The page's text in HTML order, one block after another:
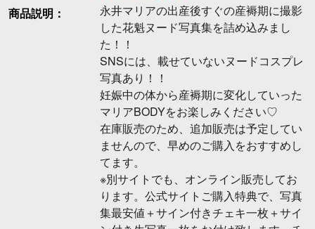
商品説明：
永井マリアの出産後すぐの産褥期に撮影
した花魁ヌード写真集を詰め込みまし
た！！
SNSには、載せていないヌードコスプレ
写真あり！！
妊娠中の体から産褥期に変化していった
マリアBODYをお楽しみください♡
在庫販売のため、追加販売は予定してい
ませんので、早めのご購入をおすすめし
てます。
※別サイトでも、オンライン販売してお
ります。公式サイトご購入特典で、写真
集最安値＋サイン付きチェキ一枚＋サイ